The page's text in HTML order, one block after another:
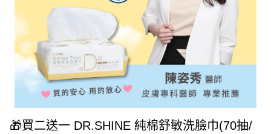
🎁買二送一 DR.SHINE 純棉舒敏洗臉巾(70抽/